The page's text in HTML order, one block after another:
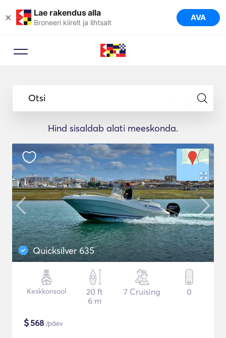
× Lae rakendus alla
Broneeri kiirelt ja lihtsalt AVA
Otsi
Hind sisaldab alati meeskonda.
Quicksilver 635
Keskkonsool
20 ft
6 m
7 Cruising 0
$568 /päev